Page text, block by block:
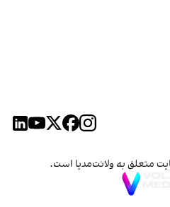
متعلق به ولانت‌مدیا است.